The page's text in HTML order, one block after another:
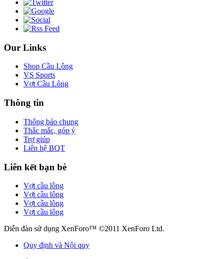
Our Links
Shop Cầu Lông
VS Sports
Vợt Cầu Lông
Thông tin
Thông báo chung
Thắc mắc, góp ý
Trợ giúp
Liên hệ BQT
Liên kết bạn bè
Vợt cầu lông
Vợt cầu lông
Vợt cầu lông
Vợt cầu lông
Diễn đàn sử dụng XenForo™ ©2011 XenForo Ltd.
Quy định và Nội quy